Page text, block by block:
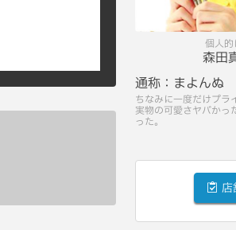
個人的
森田
通称： まよんぬ
ちなみに一度だけプラ
実物の可愛さヤバかっ
った。
店